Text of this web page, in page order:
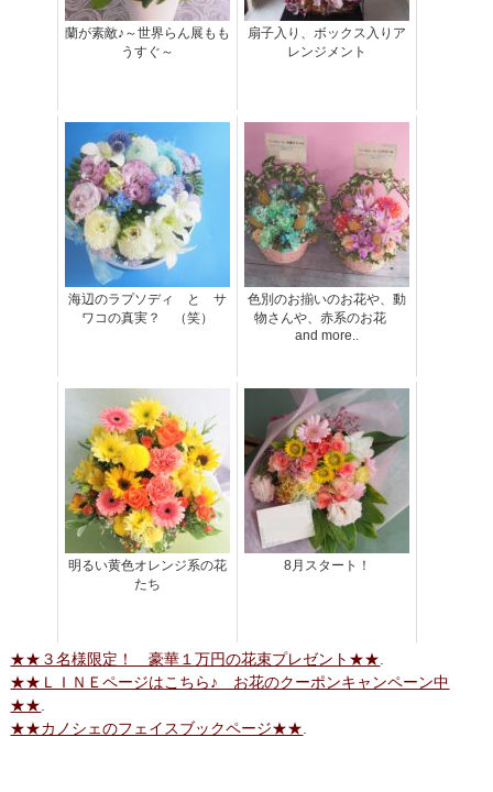
蘭が素敵♪～世界らん展もも
うすぐ～
扇子入り、ボックス入りア
レンジメント
海辺のラプソディ と サ
ワコの真実？ （笑）
色別のお揃いのお花や、動
物さんや、赤系のお花
and more..
明るい黄色オレンジ系の花
たち
8月スタート！
★★３名様限定！ 豪華１万円の花束プレゼント★★
★★ＬＩＮＥページはこちら♪ お花のクーポンキャンペーン中
★★
★★カノシェのフェイスブックページ★★